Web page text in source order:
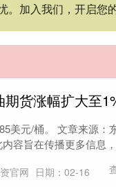
加入我们，开启您
货涨幅扩大至
美元/桶。 文章来源：
容旨在传播更多信息
官网 日期：02-16